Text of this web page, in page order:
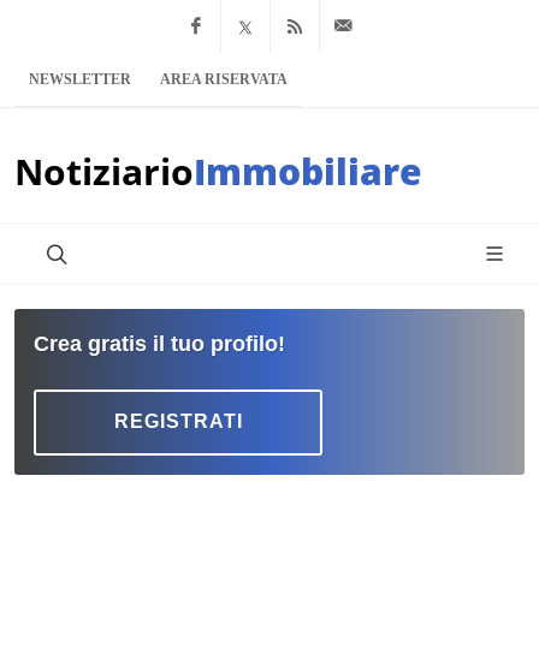
Facebook
x.com Feed RSS
NEWSLETTER AREA RISERVATA
NotiziarioImmobiliare
Crea gratis il tuo profilo!
REGISTRATI